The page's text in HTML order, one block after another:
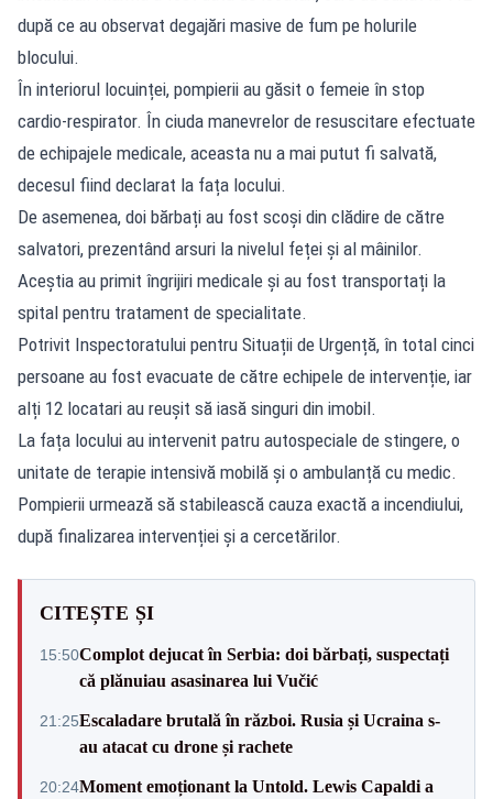
după ce au observat degajări masive de fum pe holurile
blocului.
În interiorul locuinței, pompierii au găsit o femeie în stop
cardio-respirator. În ciuda manevrelor de resuscitare efectuate
de echipajele medicale, aceasta nu a mai putut fi salvată,
decesul fiind declarat la fața locului.
De asemenea, doi bărbați au fost scoși din clădire de către
salvatori, prezentând arsuri la nivelul feței și al mâinilor.
Aceștia au primit îngrijiri medicale și au fost transportați la
spital pentru tratament de specialitate.
Potrivit Inspectoratului pentru Situații de Urgență, în total cinci
persoane au fost evacuate de către echipele de intervenție, iar
alți 12 locatari au reușit să iasă singuri din imobil.
La fața locului au intervenit patru autospeciale de stingere, o
unitate de terapie intensivă mobilă și o ambulanță cu medic.
Pompierii urmează să stabilească cauza exactă a incendiului,
după finalizarea intervenției și a cercetărilor.
CITEȘTE ȘI
15:50Complot dejucat în Serbia: doi bărbați, suspectați
că plănuiau asasinarea lui Vučić
21:25Escaladare brutală în război. Rusia și Ucraina s-
au atacat cu drone și rachete
20:24Moment emoționant la Untold. Lewis Capaldi a